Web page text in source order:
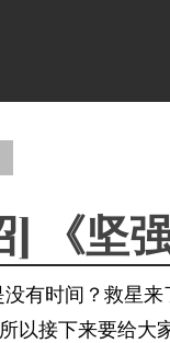
《坚
有时间？救星
以接下来要给大